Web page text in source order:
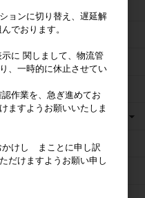
タン)
ョンに切り替え、遅延解
でおります。
に 関しまして、物流管
、一時的に休止させてい
作業を、急ぎ進めてお
ますようお願いいたしま
かけし まことに申し訳
だけますようお願い申し